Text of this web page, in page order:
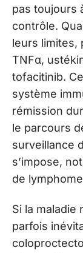
pas toujours
contrôle.
leurs limites,
TNFα,
tofacitinib.
système
rémission
le parcours
surveillance
s’impose,
de
Si la maladie
parfois